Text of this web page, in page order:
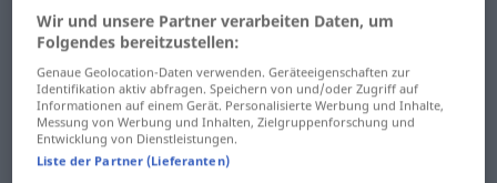
reflektör ... reklam
reklamcı ... renk körü
renklendirici ...
resimlemek
ruj ... rutubetli
ruşeym ... rötuşlu
rövanş ... rızk
Wir und unsere Partner verarbeiten Daten, um
Folgendes bereitzustellen:
Genaue Geolocation-Daten verwenden. Geräteeigenschaften zur
Identifikation aktiv abfragen. Speichern von und/oder Zugriff auf
Informationen auf einem Gerät. Personalisierte Werbung und Inhalte,
Messung von Werbung und Inhalten, Zielgruppenforschung und
Entwicklung von Dienstleistungen.
Liste der Partner (Lieferanten)